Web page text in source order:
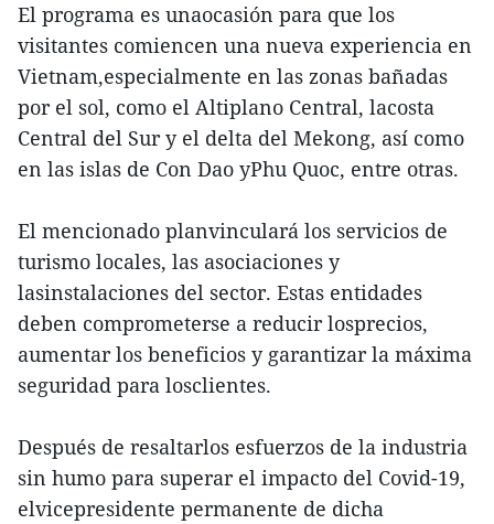
El programa es unaocasión para que los
visitantes comiencen una nueva experiencia en
Vietnam,especialmente en las zonas bañadas
por el sol, como el Altiplano Central, lacosta
Central del Sur y el delta del Mekong, así como
en las islas de Con Dao yPhu Quoc, entre otras.
El mencionado planvinculará los servicios de
turismo locales, las asociaciones y
lasinstalaciones del sector. Estas entidades
deben comprometerse a reducir losprecios,
aumentar los beneficios y garantizar la máxima
seguridad para losclientes.
Después de resaltarlos esfuerzos de la industria
sin humo para superar el impacto del Covid-19,
elvicepresidente permanente de dicha